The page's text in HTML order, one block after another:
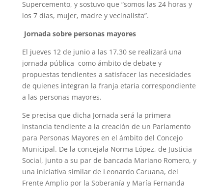
Supercemento, y sostuvo que “somos las 24 horas y
los 7 días, mujer, madre y vecinalista”.
Jornada sobre personas mayores
El jueves 12 de junio a las 17.30 se realizará una
jornada pública como ámbito de debate y
propuestas tendientes a satisfacer las necesidades
de quienes integran la franja etaria correspondiente
a las personas mayores.
Se precisa que dicha Jornada será la primera
instancia tendiente a la creación de un Parlamento
para Personas Mayores en el ámbito del Concejo
Municipal. De la concejala Norma López, de Justicia
Social, junto a su par de bancada Mariano Romero, y
una iniciativa similar de Leonardo Caruana, del
Frente Amplio por la Soberanía y María Fernanda